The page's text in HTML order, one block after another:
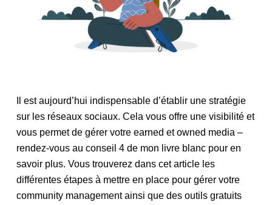
Il est aujourd’hui indispensable d’établir une stratégie
sur les réseaux sociaux. Cela vous offre une visibilité et
vous permet de gérer votre earned et owned media –
rendez-vous au conseil 4 de mon livre blanc pour en
savoir plus. Vous trouverez dans cet article les
différentes étapes à mettre en place pour gérer votre
community management ainsi que des outils gratuits